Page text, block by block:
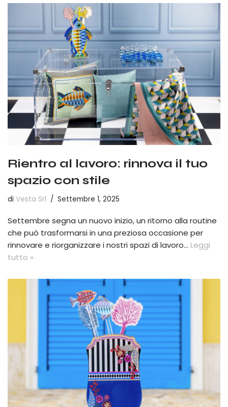
Rientro al lavoro: rinnova il tuo
spazio con stile
di Vesta Srl Settembre 1, 2025
Settembre segna un nuovo inizio, un ritorno alla routine
che può trasformarsi in una preziosa occasione per
rinnovare e riorganizzare i nostri spazi di lavoro… Leggi
tutto »